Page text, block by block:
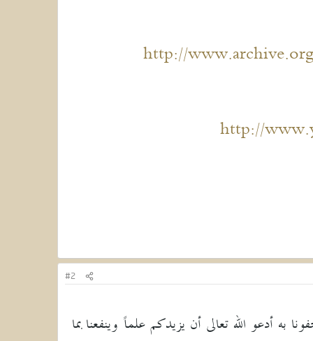
http://
http://
#2
به أدعو الله تعالى أن يزيدكم علماً وينفعنا بما